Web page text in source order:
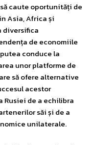
caute oportunități de
Asia, Africa și
diversifica
de economiile
conduce la
unor platforme de
să ofere alternative
acestor
de a echilibra
săi și de a
unilaterale.